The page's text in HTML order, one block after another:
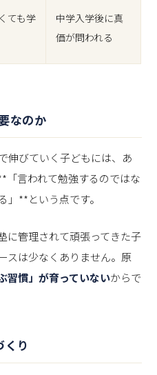
ても学
中学入学後に真
価が問われる
なのか
伸びていく子どもには、あ
「言われて勉強するのではな
」**という点です。
に管理されて頑張ってきた子
スは少なくありません。原
習慣」が育っていないからで
り